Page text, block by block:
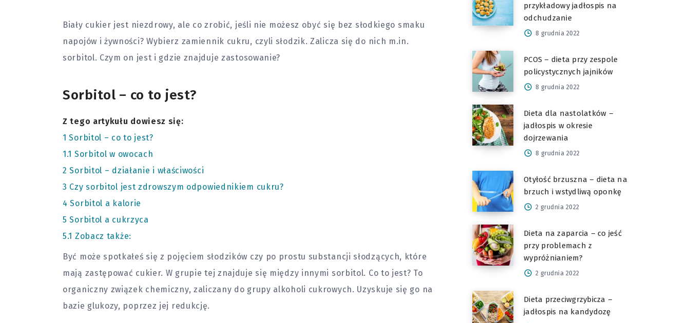
Biały cukier jest niezdrowy, ale co zrobić, jeśli nie możesz obyć się bez słodkiego smaku
napojów i żywności? Wybierz zamiennik cukru, czyli słodzik. Zalicza się do nich m.in.
sorbitol. Czym on jest i gdzie znajduje zastosowanie?
Sorbitol – co to jest?
Z tego artykułu dowiesz się:
1 Sorbitol – co to jest?
1.1 Sorbitol w owocach
2 Sorbitol – działanie i właściwości
3 Czy sorbitol jest zdrowszym odpowiednikiem cukru?
4 Sorbitol a kalorie
5 Sorbitol a cukrzyca
5.1 Zobacz także:
Być może spotkałeś się z pojęciem słodzików czy po prostu substancji słodzących, które
mają zastępować cukier. W grupie tej znajduje się między innymi sorbitol. Co to jest? To
organiczny związek chemiczny, zaliczany do grupy alkoholi cukrowych. Uzyskuje się go na
bazie glukozy, poprzez jej redukcję.
przykładowy jadłospis na
odchudzanie
8 grudnia 2022
PCOS – dieta przy zespole
policystycznych jajników
8 grudnia 2022
Dieta dla nastolatków –
jadłospis w okresie
dojrzewania
8 grudnia 2022
Otyłość brzuszna – dieta na
brzuch i wstydliwą oponkę
2 grudnia 2022
Dieta na zaparcia – co jeść
przy problemach z
wypróżnianiem?
2 grudnia 2022
Dieta przeciwgrzybicza –
jadłospis na kandydozę